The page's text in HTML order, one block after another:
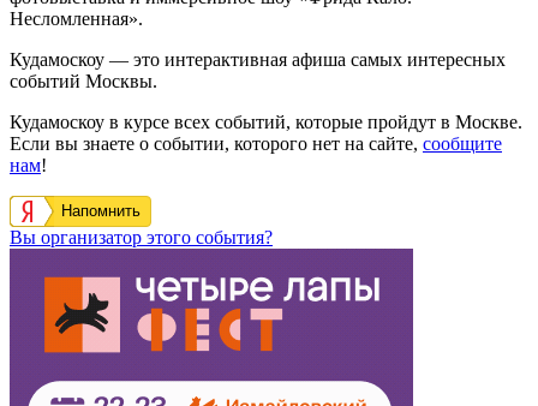
Несломленная».
Кудамоскоу — это интерактивная афиша самых интересных
событий Москвы.
Кудамоскоу в курсе всех событий, которые пройдут в Москве.
Если вы знаете о событии, которого нет на сайте, сообщите
нам!
Напомнить
Вы организатор этого события?